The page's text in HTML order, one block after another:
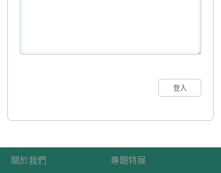
登入
關於我們
專題特展